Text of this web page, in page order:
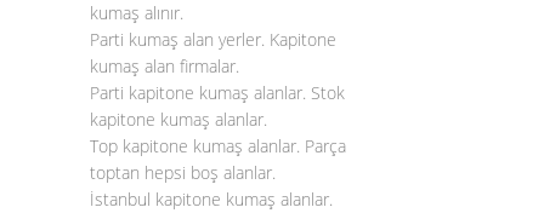
kumaş alınır.
Parti kumaş alan yerler. Kapitone
kumaş alan firmalar.
Parti kapitone kumaş alanlar. Stok
kapitone kumaş alanlar.
Top kapitone kumaş alanlar. Parça
toptan hepsi boş alanlar.
İstanbul kapitone kumaş alanlar.